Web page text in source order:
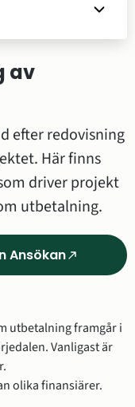
av
efter redovisning
Här finns
driver projekt
utbetalning.
Ansökan
utbetalning framgår i
Vanligast är
olika finansiärer.